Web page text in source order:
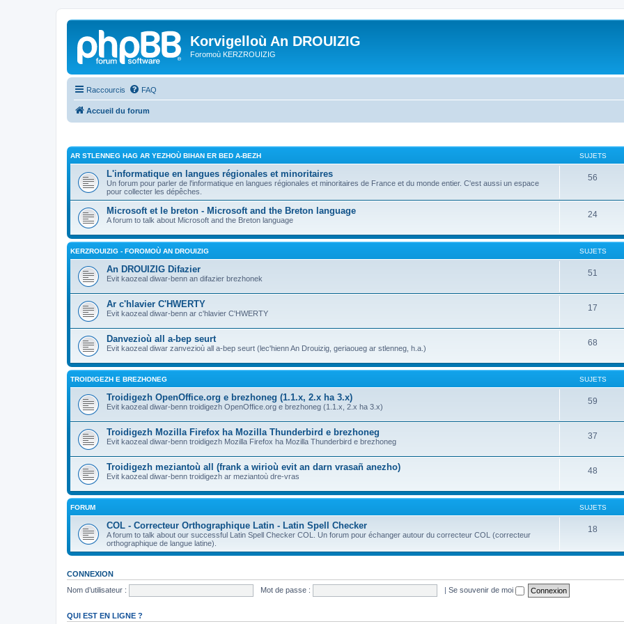
Korvigelloù An DROUIZIG
Foromoù KERZROUIZIG
Raccourcis FAQ
Accueil du forum
AR STLENNEG HAG AR YEZHOÙ BIHAN ER BED A-BEZH SUJETS
L'informatique en langues régionales et minoritaires
Un forum pour parler de l'informatique en langues régionales et minoritaires de France et du monde entier. C'est aussi un espace
pour collecter les dépêches.
56
Microsoft et le breton - Microsoft and the Breton language
A forum to talk about Microsoft and the Breton language
24
KERZROUIZIG - FOROMOÙ AN DROUIZIG SUJETS
An DROUIZIG Difazier
Evit kaozeal diwar-benn an difazier brezhonek
51
Ar c'hlavier C'HWERTY
Evit kaozeal diwar-benn ar c'hlavier C'HWERTY
17
Danvezioù all a-bep seurt
Evit kaozeal diwar zanvezioù all a-bep seurt (lec'hienn An Drouizig, geriaoueg ar stlenneg, h.a.)
68
TROIDIGEZH E BREZHONEG SUJETS
Troidigezh OpenOffice.org e brezhoneg (1.1.x, 2.x ha 3.x)
Evit kaozeal diwar-benn troidigezh OpenOffice.org e brezhoneg (1.1.x, 2.x ha 3.x)
59
Troidigezh Mozilla Firefox ha Mozilla Thunderbird e brezhoneg
Evit kaozeal diwar-benn troidigezh Mozilla Firefox ha Mozilla Thunderbird e brezhoneg
37
Troidigezh meziantoù all (frank a wirioù evit an darn vrasañ anezho)
Evit kaozeal diwar-benn troidigezh ar meziantoù dre-vras
48
FORUM SUJETS
COL - Correcteur Orthographique Latin - Latin Spell Checker
A forum to talk about our successful Latin Spell Checker COL. Un forum pour échanger autour du correcteur COL (correcteur
orthographique de langue latine).
18
CONNEXION
Nom d’utilisateur :
Mot de passe : | Se souvenir de moi
QUI EST EN LIGNE ?